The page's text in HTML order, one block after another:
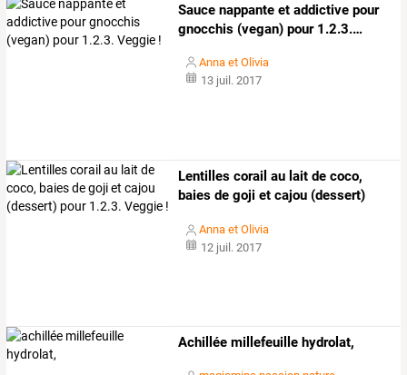
Sauce nappante et addictive pour
gnocchis (vegan) pour1.2.3.…
Anna et Olivia
13 juil. 2017
Lentilles corail au lait de coco,
baies de goji et cajou (dessert)
Anna et Olivia
12 juil. 2017
Achillée millefeuille hydrolat,